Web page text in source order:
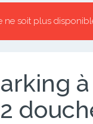
ne soit plus